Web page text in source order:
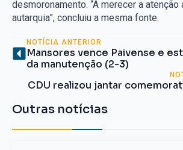
desmoronamento. “A merecer a atenção
autarquia”, concluiu a mesma fonte.
NOTÍCIA ANTERIOR
Mansores vence Paivense e
da manutenção (2-3)
CDU realizou jantar
Outras notícias